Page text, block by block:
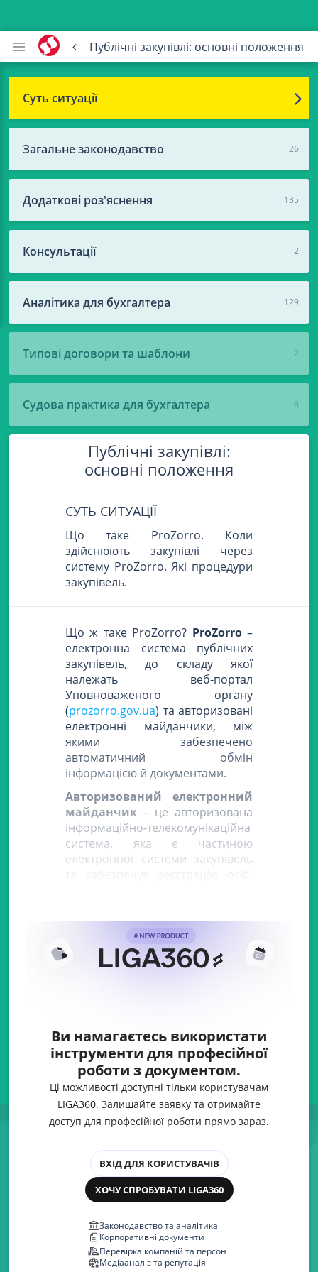
Публічні закупівлі: основні положення
Суть ситуації
26
Загальне законодавство
135
Додаткові роз'яснення
2
Консультації
129
Аналітика для бухгалтера
2
Типові договори та шаблони
6
Судова практика для бухгалтера
Публічні закупівлі:
основні положення
СУТЬ СИТУАЦІЇ
Що таке ProZorro. Коли
здійснюють закупівлі через
систему ProZorro. Які процедури
закупівель.
Що ж таке ProZorro? ProZorro–
електронна система публічних
закупівель, до складу якої
належать веб-портал
Уповноваженого органу
(prozorro.gov.ua) та авторизовані
електронні майданчики, між
якими забезпечено
автоматичний обмін
інформацією й документами.
Авторизований електронний
майданчик – це авторизована
інформаційно-телекомунікаційна
система, яка є частиною
електронної системи закупівель
Ви намагаєтесь використати
інструменти для професійної
роботи з документом.
Ці можливості доступні тільки користувачам
LIGA360. Залишайте заявку та отримайте
доступ для професійної роботи прямо зараз.
ВХІД ДЛЯ КОРИСТУВАЧІВ
ХОЧУ СПРОБУВАТИ LIGA360
Законодавство та аналітика
Корпоративні документи
Перевірка компаній та персон
Медіааналіз та репутація